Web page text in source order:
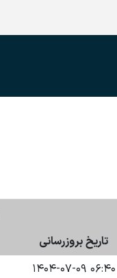
تاریخ بروزرسانی
۰۶:۴۰ ۱۴۰۴-۰۷-۰۹